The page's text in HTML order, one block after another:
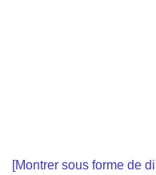
[Montrer sous forme de